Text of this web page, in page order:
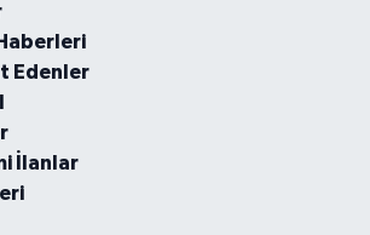
Edenler
İlanlar